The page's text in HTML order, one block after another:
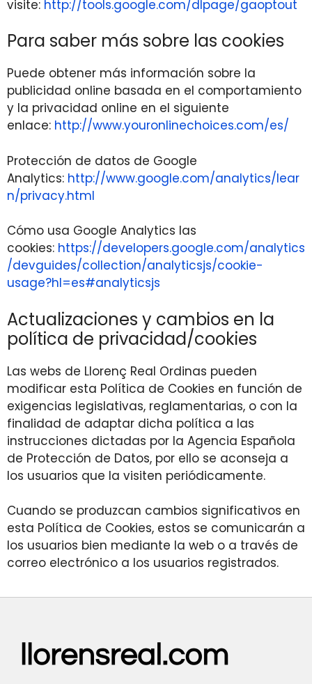
visite: http://tools.google.com/dlpage/gaoptout
Para saber más sobre las cookies
Puede obtener más información sobre la
publicidad online basada en el comportamiento
y la privacidad online en el siguiente
enlace: http://www.youronlinechoices.com/es/
Protección de datos de Google
Analytics: http://www.google.com/analytics/lear
n/privacy.html
Cómo usa Google Analytics las
cookies: https://developers.google.com/analytics
/devguides/collection/analyticsjs/cookie-
usage?hl=es#analyticsjs
Actualizaciones y cambios en la
política de privacidad/cookies
Las webs de Llorenç Real Ordinas pueden
modificar esta Política de Cookies en función de
exigencias legislativas, reglamentarias, o con la
finalidad de adaptar dicha política a las
instrucciones dictadas por la Agencia Española
de Protección de Datos, por ello se aconseja a
los usuarios que la visiten periódicamente.
Cuando se produzcan cambios significativos en
esta Política de Cookies, estos se comunicarán a
los usuarios bien mediante la web o a través de
correo electrónico a los usuarios registrados.